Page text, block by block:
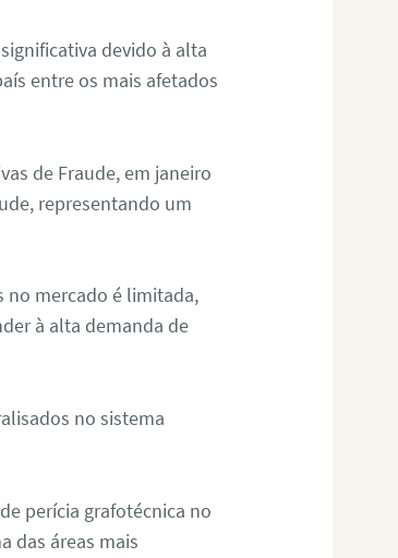
devido à alta
entre os mais afetados
de Fraude, em janeiro
representando um
no mercado é limitada,
à alta demanda de
no sistema
perícia grafotécnica no
das áreas mais